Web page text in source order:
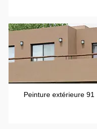
Peinture extérieure 91